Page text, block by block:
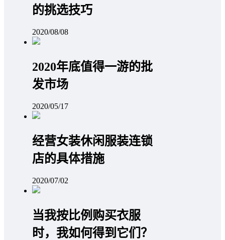
的挑选技巧
2020/08/08
2020年底值得一游的批
发市场
2020/05/17
经营女装休闲服装连锁
店的具体措施
2020/07/02
当我按比例购买衣服
时，我如何得到它们？